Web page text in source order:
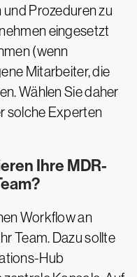
und Prozeduren zu
eingesetzt
(wenn
Mitarbeiter, die
Wählen Sie daher
solche Experten
Ihre MDR-
Workflow an
Team. Dazu sollte
Hub